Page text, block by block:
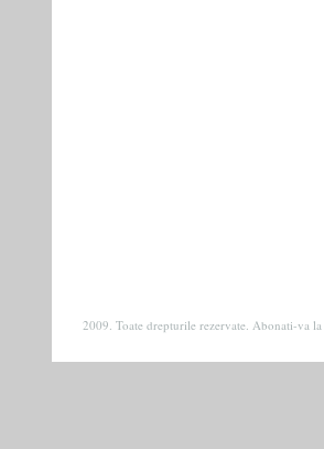
2009. Toate drepturile rezervate. Abonati-va la